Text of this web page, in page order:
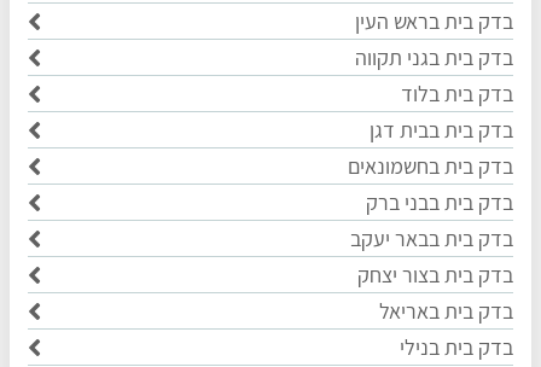
בדק בית בראש העין
בדק בית בגני תקווה
בדק בית בלוד
בדק בית בבית דגן
בדק בית בחשמונאים
בדק בית בבני ברק
בדק בית בבאר יעקב
בדק בית בצור יצחק
בדק בית באריאל
בדק בית בנילי